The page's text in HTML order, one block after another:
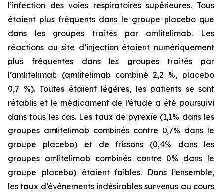
l’infection des voies respiratoires supérieures. Tous
étaient plus fréquents dans le groupe placebo que
dans les groupes traités par amlitelimab. Les
réactions au site d’injection étaient numériquement
plus fréquentes dans les groupes traités par
l’amlitelimab (amlitelimab combiné 2,2 %, placebo
0,7 %). Toutes étaient légères, les patients se sont
rétablis et le médicament de l’étude a été poursuivi
dans tous les cas. Les taux de pyrexie (1,1% dans les
groupes amlitelimab combinés contre 0,7% dans le
groupe placebo) et de frissons (0,4% dans les
groupes amlitelimab combinés contre 0% dans le
groupe placebo) étaient faibles. Dans l’ensemble,
les taux d’événements indésirables survenus au cours